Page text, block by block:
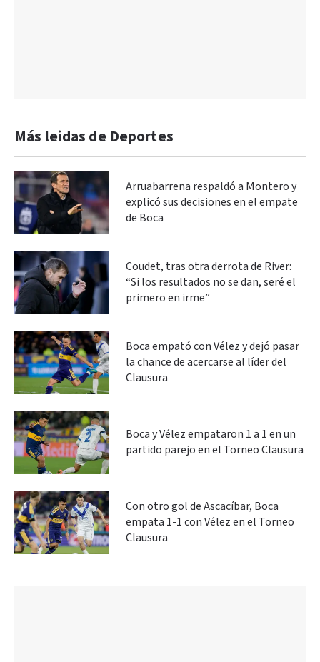
Más leidas de Deportes
Arruabarrena respaldó a Montero y
explicó sus decisiones en el empate
de Boca
Coudet, tras otra derrota de River:
“Si los resultados no se dan, seré el
primero en irme”
Boca empató con Vélez y dejó pasar
la chance de acercarse al líder del
Clausura
Boca y Vélez empataron 1 a 1 en un
partido parejo en el Torneo Clausura
Con otro gol de Ascacíbar, Boca
empata 1-1 con Vélez en el Torneo
Clausura